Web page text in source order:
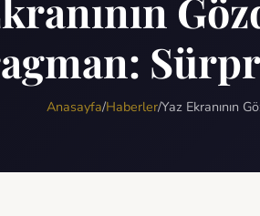
Anasayfa/Haberler/Yaz Ekranının